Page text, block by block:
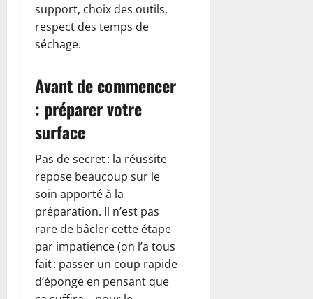
support, choix des outils,
respect des temps de
séchage.
Avant de commencer
: préparer votre
surface
Pas de secret : la réussite
repose beaucoup sur le
soin apporté à la
préparation. Il n’est pas
rare de bâcler cette étape
par impatience (on l’a tous
fait : passer un coup rapide
d’éponge en pensant que